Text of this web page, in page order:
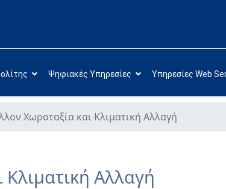
Ψηφιακές Υπηρεσίες Υπηρεσίες Web
Χωροταξία και Κλιματική Αλλαγή
Αλλαγή